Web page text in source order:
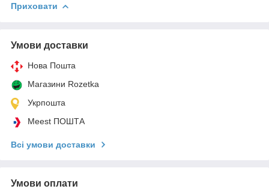
Приховати
Умови доставки
Нова Пошта
Магазини Rozetka
Укрпошта
Meest ПОШТА
Всі умови доставки
Умови оплати